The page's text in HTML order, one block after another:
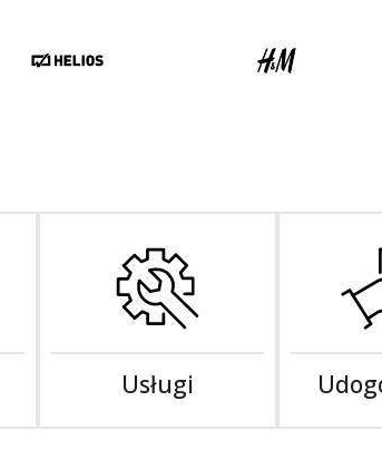
Usługi